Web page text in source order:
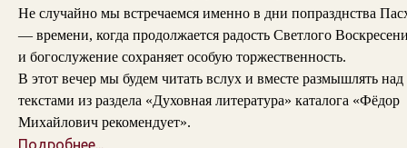
Не случайно мы встречаемся именно в дни попразднства
— времени, когда продолжается радость Светлого
и богослужение сохраняет особую торжественность.
В этот вечер мы будем читать вслух и вместе размышлять над
текстами из раздела «Духовная литература» каталога «Фёдор
Михайлович рекомендует».
Подробнее...